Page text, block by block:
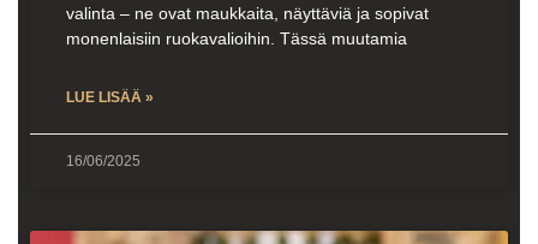
valinta – ne ovat maukkaita, näyttäviä ja sopivat
monenlaisiin ruokavalioihin. Tässä muutamia
LUE LISÄÄ »
16/06/2025